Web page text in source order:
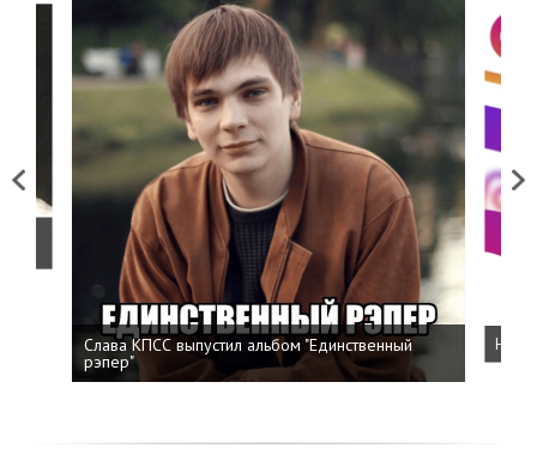
Previous
Слава КПСС выпустил альбом "Единственный
рэпер"
Next